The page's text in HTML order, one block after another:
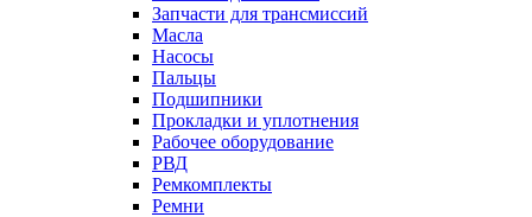
Запчасти для трансмиссий
Масла
Насосы
Пальцы
Подшипники
Прокладки и уплотнения
Рабочее оборудование
РВД
Ремкомплекты
Ремни